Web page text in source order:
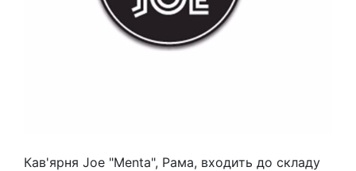
Кав'ярня Joe "Menta", Рама, входить до складу